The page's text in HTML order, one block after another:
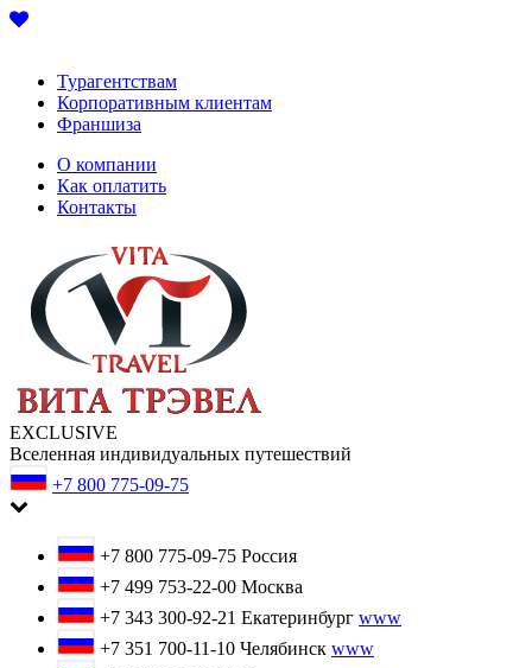
Турагентствам
Корпоративным клиентам
Франшиза
О компании
Как оплатить
Контакты
EXCLUSIVE
Вселенная индивидуальных путешествий
+7 800 775-09-75
+7 800 775-09-75 Россия
+7 499 753-22-00 Москва
+7 343 300-92-21 Екатеринбург www
+7 351 700-11-10 Челябинск www